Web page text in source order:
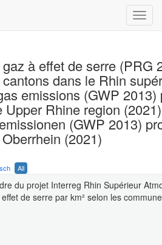
à effet de serre (PRG
dans le Rhin
emissions (GWP
Upper Rhine region (2021)
(GWP 2013)
(2021)
All
du projet Interreg Rhin Supérieur
de serre par km² selon les